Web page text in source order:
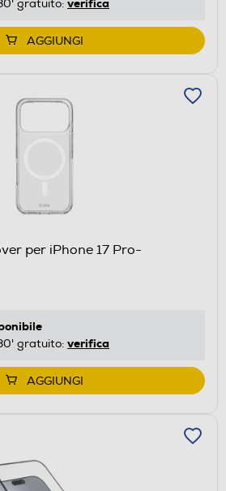
gratuito: verifica
AGGIUNGI
per iPhone 17 Pro-
gratuito: verifica
AGGIUNGI